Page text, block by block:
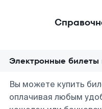
Электронные билеты
Вы можете купить
оплачивая любым